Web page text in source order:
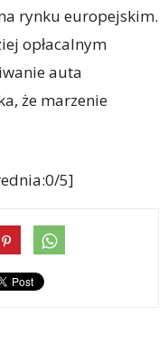
rynku europejskim.
opłacalnym
auta
że marzenie
5]